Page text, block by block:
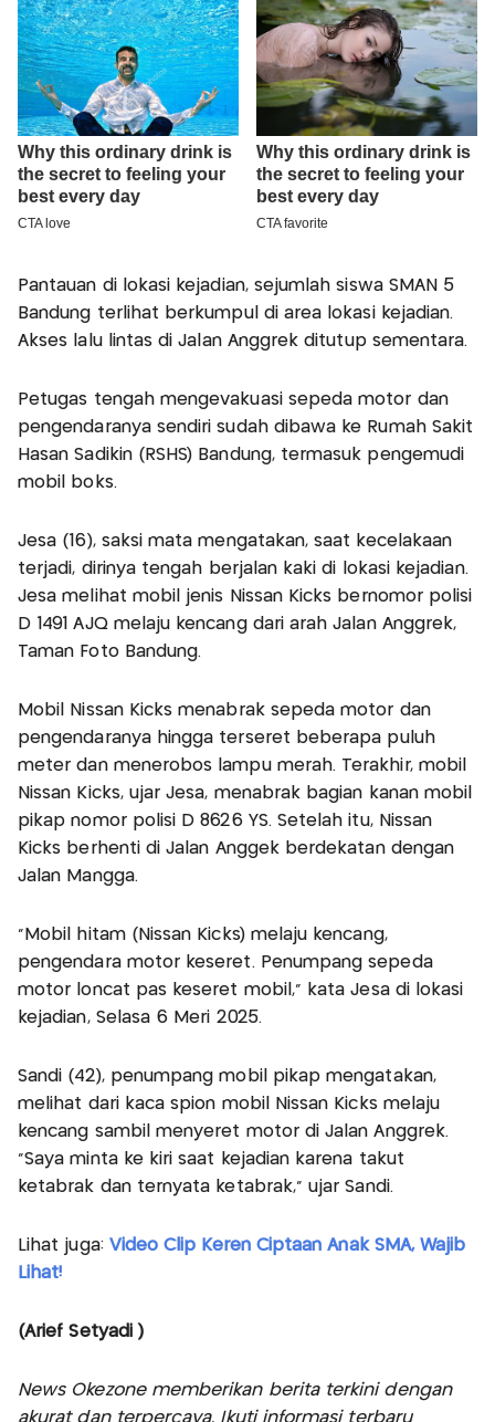
Pantauan di lokasi kejadian, sejumlah siswa SMAN 5
Bandung terlihat berkumpul di area lokasi kejadian.
Akses lalu lintas di Jalan Anggrek ditutup sementara.
Petugas tengah mengevakuasi sepeda motor dan
pengendaranya sendiri sudah dibawa ke Rumah Sakit
Hasan Sadikin (RSHS) Bandung, termasuk pengemudi
mobil boks.
Jesa (16), saksi mata mengatakan, saat kecelakaan
terjadi, dirinya tengah berjalan kaki di lokasi kejadian.
Jesa melihat mobil jenis Nissan Kicks bernomor polisi
D 1491 AJQ melaju kencang dari arah Jalan Anggrek,
Taman Foto Bandung.
Mobil Nissan Kicks menabrak sepeda motor dan
pengendaranya hingga terseret beberapa puluh
meter dan menerobos lampu merah. Terakhir, mobil
Nissan Kicks, ujar Jesa, menabrak bagian kanan mobil
pikap nomor polisi D 8626 YS. Setelah itu, Nissan
Kicks berhenti di Jalan Anggek berdekatan dengan
Jalan Mangga.
"Mobil hitam (Nissan Kicks) melaju kencang,
pengendara motor keseret. Penumpang sepeda
motor loncat pas keseret mobil," kata Jesa di lokasi
kejadian, Selasa 6 Meri 2025.
Sandi (42), penumpang mobil pikap mengatakan,
melihat dari kaca spion mobil Nissan Kicks melaju
kencang sambil menyeret motor di Jalan Anggrek.
"Saya minta ke kiri saat kejadian karena takut
ketabrak dan ternyata ketabrak," ujar Sandi.
Lihat juga: Video Clip Keren Ciptaan Anak SMA, Wajib
Lihat!
(Arief Setyadi )
News Okezone memberikan berita terkini dengan
akurat dan terpercaya. Ikuti informasi terbaru